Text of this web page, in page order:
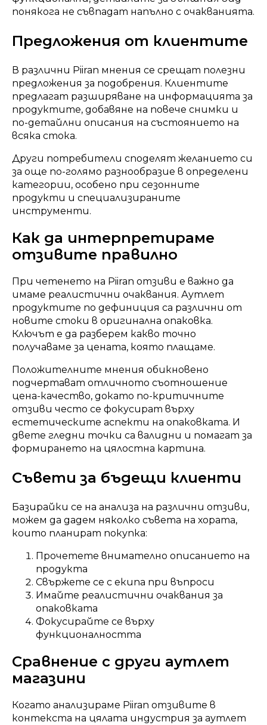
понякога не съвпадат напълно с очакванията.
Предложения от клиентите
В различни Piiran мнения се срещат полезни
предложения за подобрения. Клиентите
предлагат разширяване на информацията за
продуктите, добавяне на повече снимки и
по-детайлни описания на състоянието на
всяка стока.
Други потребители споделят желанието си
за още по-голямо разнообразие в определени
категории, особено при сезонните
продукти и специализираните
инструменти.
Как да интерпретираме
отзивите правилно
При четенето на Piiran отзиви е важно да
имаме реалистични очаквания. Аутлет
продуктите по дефиниция са различни от
новите стоки в оригинална опаковка.
Ключът е да разберем какво точно
получаваме за цената, която плащаме.
Положителните мнения обикновено
подчертават отличното съотношение
цена-качество, докато по-критичните
отзиви често се фокусират върху
естетическите аспекти на опаковката. И
двете гледни точки са валидни и помагат за
формирането на цялостна картина.
Съвети за бъдещи клиенти
Базирайки се на анализа на различни отзиви,
можем да дадем няколко съвета на хората,
които планират покупка:
Прочетете внимателно описанието на
продукта
Свържете се с екипа при въпроси
Имайте реалистични очаквания за
опаковката
Фокусирайте се върху
функционалността
Сравнение с други аутлет
магазини
Когато анализираме Piiran отзивите в
контекста на цялата индустрия за аутлет